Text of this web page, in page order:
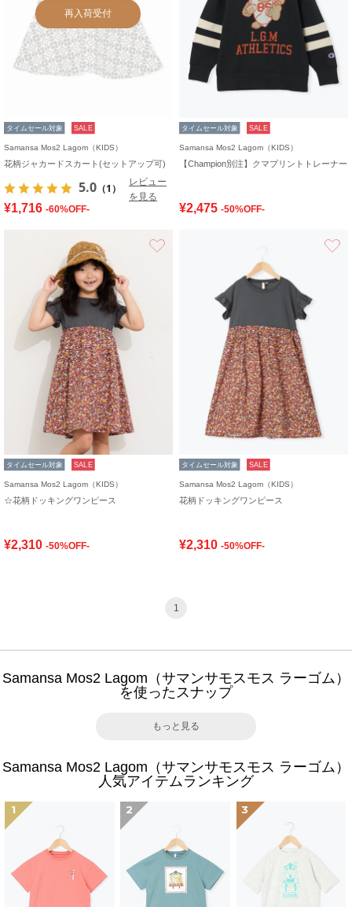
再入荷受付
タイムセール対象 SALE
Samansa Mos2 Lagom（KIDS）
花柄ジャカードスカート(セットアップ可)
5.0 （1）
レビュー
を見る
¥1,716 -60%OFF-
タイムセール対象 SALE
Samansa Mos2 Lagom（KIDS）
【Champion別注】クマプリントトレーナー
¥2,475 -50%OFF-
タイムセール対象 SALE
Samansa Mos2 Lagom（KIDS）
☆花柄ドッキングワンピース
¥2,310 -50%OFF-
タイムセール対象 SALE
Samansa Mos2 Lagom（KIDS）
花柄ドッキングワンピース
¥2,310 -50%OFF-
1
Samansa Mos2 Lagom（サマンサモスモス ラーゴム）
を使ったスナップ
もっと見る
Samansa Mos2 Lagom（サマンサモスモス ラーゴム）
人気アイテムランキング
1 2 3